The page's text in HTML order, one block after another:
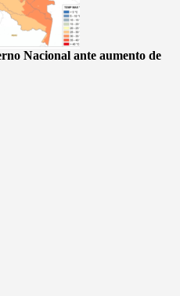
Nacional ante aumento de